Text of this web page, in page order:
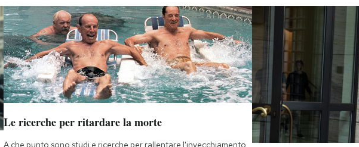
Le ricerche per ritardare la morte
A che punto sono studi e ricerche per rallentare l'invecchiamento